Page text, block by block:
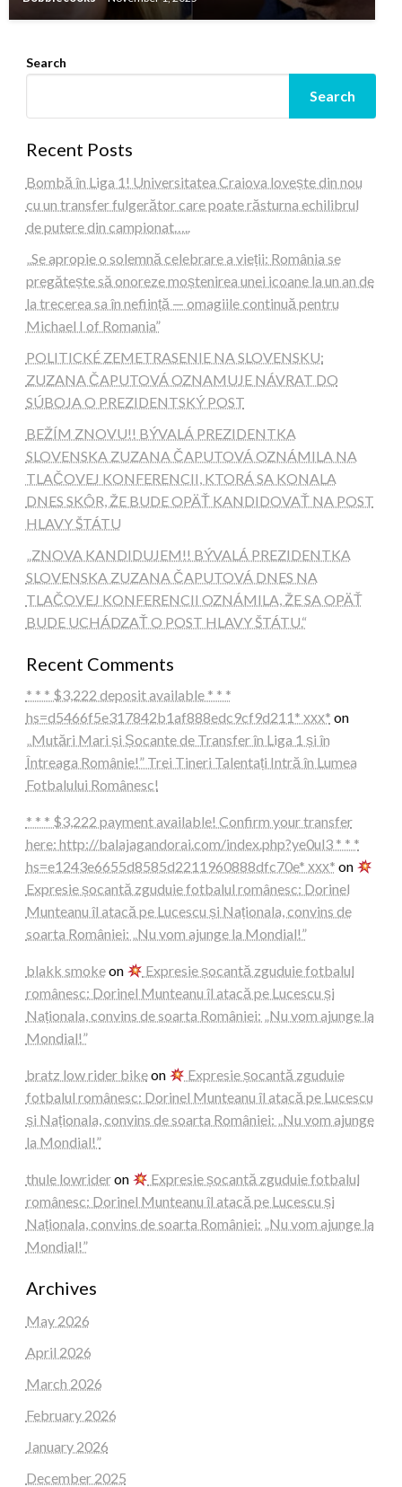
Search
Search
Recent Posts
Bombă în Liga 1! Universitatea Craiova lovește din nou
cu un transfer fulgerător care poate răsturna echilibrul
de putere din campionat…..
„Se apropie o solemnă celebrare a vieții: România se
pregătește să onoreze moștenirea unei icoane la un an de
la trecerea sa în neființă — omagiile continuă pentru
Michael I of Romania”
POLITICKÉ ZEMETRASENIE NA SLOVENSKU:
ZUZANA ČAPUTOVÁ OZNAMUJE NÁVRAT DO
SÚBOJA O PREZIDENTSKÝ POST
BEŽÍM ZNOVU!! BÝVALÁ PREZIDENTKA
SLOVENSKA ZUZANA ČAPUTOVÁ OZNÁMILA NA
TLAČOVEJ KONFERENCII, KTORÁ SA KONALA
DNES SKÔR, ŽE BUDE OPÄŤ KANDIDOVAŤ NA POST
HLAVY ŠTÁTU
„ZNOVA KANDIDUJEM!! BÝVALÁ PREZIDENTKA
SLOVENSKA ZUZANA ČAPUTOVÁ DNES NA
TLAČOVEJ KONFERENCII OZNÁMILA, ŽE SA OPÄŤ
BUDE UCHÁDZAŤ O POST HLAVY ŠTÁTU.“
Recent Comments
* * * $3,222 deposit available * * *
hs=d5466f5e317842b1af888edc9cf9d211* ххх* on
„Mutări Mari și Șocante de Transfer în Liga 1 și în
Întreaga Românie!” Trei Tineri Talentați Intră în Lumea
Fotbalului Românesc!
* * * $3,222 payment available! Confirm your transfer
here: http://balajagandorai.com/index.php?ye0ul3 * * *
hs=e1243e6655d8585d2211960888dfc70e* ххх* on
Expresie șocantă zguduie fotbalul românesc: Dorinel
Munteanu îl atacă pe Lucescu și Naționala, convins de
soarta României: „Nu vom ajunge la Mondial!”
blakk smokeon
Expresie șocantă zguduie fotbalul
românesc: Dorinel Munteanu îl atacă pe Lucescu și
Naționala, convins de soarta României: „Nu vom ajunge la
Mondial!”
bratz low rider bikeon
Expresie șocantă zguduie
fotbalul românesc: Dorinel Munteanu îl atacă pe Lucescu
și Naționala, convins de soarta României: „Nu vom ajunge
la Mondial!”
thule lowrideron
Expresie șocantă zguduie fotbalul
românesc: Dorinel Munteanu îl atacă pe Lucescu și
Naționala, convins de soarta României: „Nu vom ajunge la
Mondial!”
Archives
May 2026
April 2026
March 2026
February 2026
January 2026
December 2025